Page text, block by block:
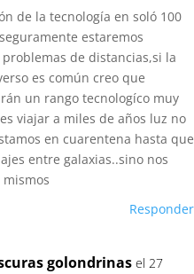
de la tecnología en soló 100
estaremos
de distancias,si la
es común creo que
un rango tecnologíco muy
viajar a miles de años luz no
en cuarentena hasta que
entre galaxias..sino nos
Responder
golondrinas el 27